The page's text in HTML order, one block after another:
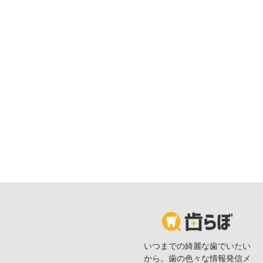
いつまでの綺麗な歯でいたい
から。歯の色々な情報発信メ